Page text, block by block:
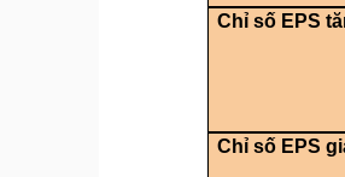
Chỉ số EPS
Chỉ số EPS